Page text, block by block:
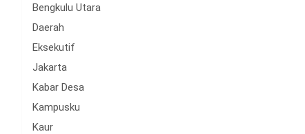
Bengkulu Utara
Daerah
Eksekutif
Jakarta
Kabar Desa
Kampusku
Kaur